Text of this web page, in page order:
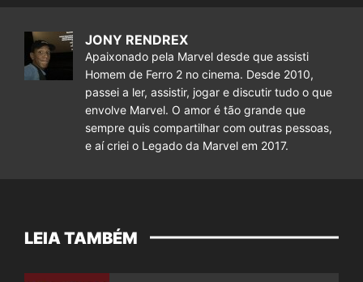
JONY RENDREX
Apaixonado pela Marvel desde que assisti
Homem de Ferro 2 no cinema. Desde 2010,
passei a ler, assistir, jogar e discutir tudo o que
envolve Marvel. O amor é tão grande que
sempre quis compartilhar com outras pessoas,
e aí criei o Legado da Marvel em 2017.
LEIA TAMBÉM